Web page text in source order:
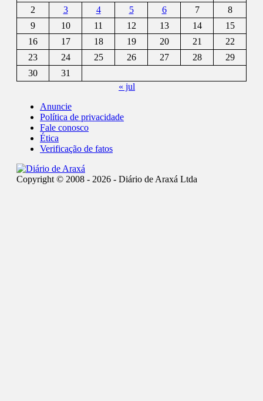
2
3 4 5 6 7
8
9
10 11 12 13 14
15
16
17 18 19 20 21
22
23
24 25 26 27 28
29
30
31
« jul
Anuncie
Política de privacidade
Fale conosco
Ética
Verificação de fatos
Copyright © 2008 - 2026 - Diário de Araxá Ltda